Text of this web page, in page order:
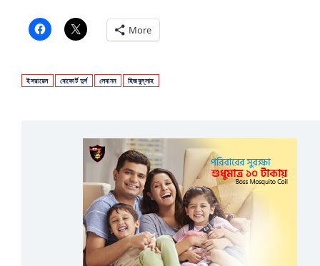
More
ইসরায়েল বোফোর্ট দুর্গ লেবানন হিজবুল্লাহ